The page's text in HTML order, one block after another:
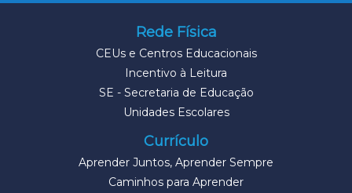
Rede Física
CEUs e Centros Educacionais
Incentivo à Leitura
SE - Secretaria de Educação
Unidades Escolares
Currículo
Aprender Juntos, Aprender Sempre
Caminhos para Aprender